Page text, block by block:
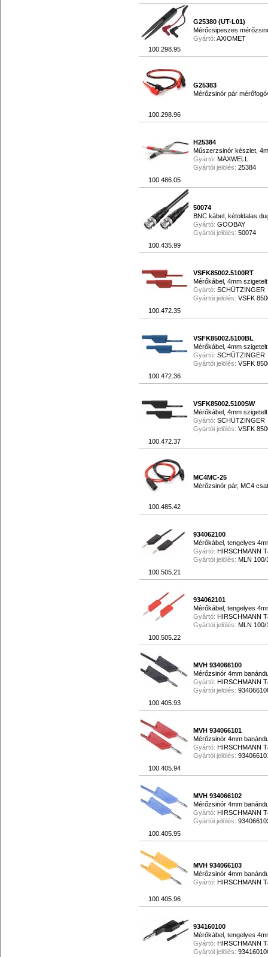
100.298.95
G25380 (UT-L01)
Mérőcsipeszes
Gyártó: AXIOMET
100.298.96
G25383
Mérőzsinór pár
100.486.05
H25384
Műszerzsinór készlet,
Gyártó: MAXWELL
Gyártói jelölés: 25384
100.435.99
50074
BNC kábel, kétoldalas
Gyártó: GOOBAY
Gyártói jelölés: 50074
100.472.35
VSFK85002.5100RT
Mérőkábel, 4mm
Gyártó: SCHÜTZINGER
Gyártói jelölés: VSFK
100.472.36
VSFK85002.5100BL
Mérőkábel, 4mm
Gyártó: SCHÜTZINGER
Gyártói jelölés: VSFK
100.472.37
VSFK85002.5100SW
Mérőkábel, 4mm
Gyártó: SCHÜTZINGER
Gyártói jelölés: VSFK
100.485.42
MC4MC-25
Mérőzsinór pár, MC4
100.505.21
934062100
Mérőkábel, tengelyes
Gyártó: HIRSCHMANN
Gyártói jelölés: MLN 100/
100.505.22
934062101
Mérőkábel, tengelyes
Gyártó: HIRSCHMANN
Gyártói jelölés: MLN 100/
100.405.93
MVH 934066100
Mérőzsinór 4mm
Gyártó: HIRSCHMANN
Gyártói jelölés:
100.405.94
MVH 934066101
Mérőzsinór 4mm
Gyártó: HIRSCHMANN
Gyártói jelölés:
100.405.95
MVH 934066102
Mérőzsinór 4mm
Gyártó: HIRSCHMANN
Gyártói jelölés:
100.405.96
MVH 934066103
Mérőzsinór 4mm
Gyártó: HIRSCHMANN
934160100
Mérőkábel, tengelyes
Gyártó: HIRSCHMANN
Gyártói jelölés: